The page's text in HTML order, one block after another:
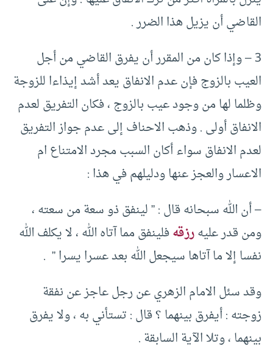
القاضي أن يزيل هذا الضرر .
3 – وإذا كان من المقرر أن يفرق القاضي من أجل
العيب بالزوج فإن عدم الانفاق يعد أشد إيذاءا للزوجة
وظلما لها من وجود عيب بالزوج ، فكان التفريق لعدم
الانفاق أولى . وذهب الاحناف إلى عدم جواز التفريق
لعدم الانفاق سواء أكان السبب مجرد الامتناع ام
الاعسار والعجز عنها ودليلهم في هذا :
– أن الله سبحانه قال : ” لينفق ذو سعة من سعته ،
ومن قدر عليهرزقهفلينفق مما آتاه الله ، لا يكلف الله
نفسا إلا ما آتاها سيجعل الله بعد عسرا يسرا ” .
وقد سئل الامام الزهري عن رجل عاجز عن نفقة
زوجته : أيفرق بينهما ؟ قال : تستأني به ، ولا يفرق
بينهما ، وتلا الآية السابقة .